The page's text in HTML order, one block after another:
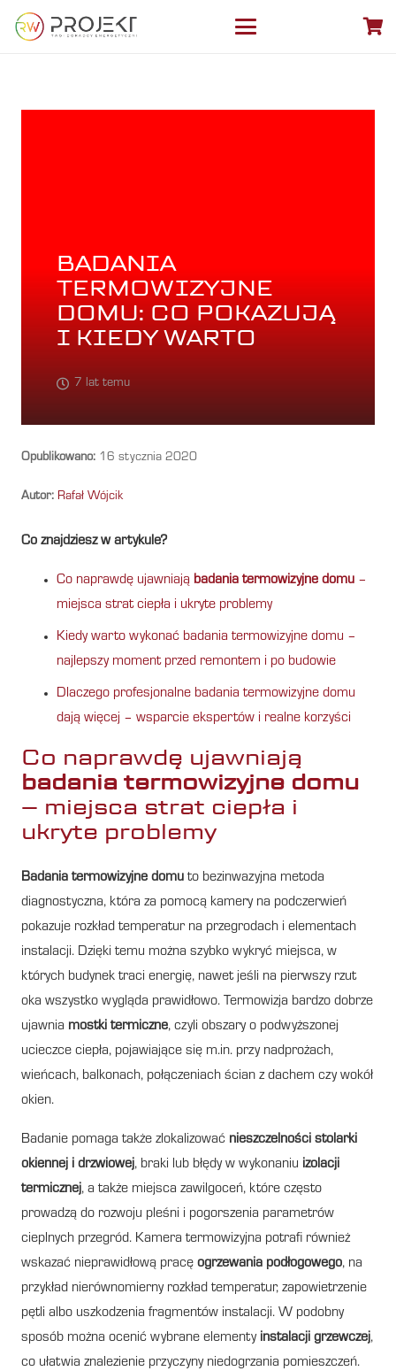
BADANIA
TERMOWIZYJNE
DOMU: CO POKAZUJĄ
I KIEDY WARTO
7 lat temu
Opublikowano: 16 stycznia 2020
Autor: Rafał Wójcik
Co znajdziesz w artykule?
Co naprawdę ujawniają badania termowizyjne domu –
miejsca strat ciepła i ukryte problemy
Kiedy warto wykonać badania termowizyjne domu –
najlepszy moment przed remontem i po budowie
Dlaczego profesjonalne badania termowizyjne domu
dają więcej – wsparcie ekspertów i realne korzyści
Co naprawdę ujawniają
badania termowizyjne domu
– miejsca strat ciepła i
ukryte problemy
Badania termowizyjne domu to bezinwazyjna metoda
diagnostyczna, która za pomocą kamery na podczerwień
pokazuje rozkład temperatur na przegrodach i elementach
instalacji. Dzięki temu można szybko wykryć miejsca, w
których budynek traci energię, nawet jeśli na pierwszy rzut
oka wszystko wygląda prawidłowo. Termowizja bardzo dobrze
ujawnia mostki termiczne, czyli obszary o podwyższonej
ucieczce ciepła, pojawiające się m.in. przy nadprożach,
wieńcach, balkonach, połączeniach ścian z dachem czy wokół
okien.
Badanie pomaga także zlokalizować nieszczelności stolarki
okiennej i drzwiowej, braki lub błędy w wykonaniu izolacji
termicznej, a także miejsca zawilgoceń, które często
prowadzą do rozwoju pleśni i pogorszenia parametrów
cieplnych przegród. Kamera termowizyjna potrafi również
wskazać nieprawidłową pracę ogrzewania podłogowego, na
przykład nierównomierny rozkład temperatur, zapowietrzenie
pętli albo uszkodzenia fragmentów instalacji. W podobny
sposób można ocenić wybrane elementy instalacji grzewczej,
co ułatwia znalezienie przyczyny niedogrzania pomieszczeń.